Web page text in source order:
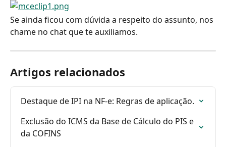
Se ainda ficou com dúvida a respeito do assunto, nos
chame no chat que te auxiliamos.
Artigos relacionados
Destaque de IPI na NF-e: Regras de aplicação.
Exclusão do ICMS da Base de Cálculo do PIS e
da COFINS